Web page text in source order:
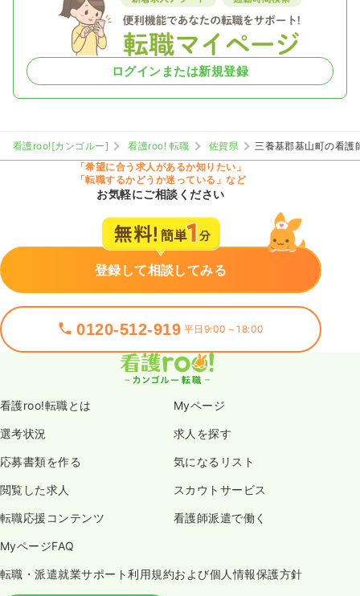
ログインまたは新規登録
看護roo![カンゴルー] 看護roo! 転職 佐賀県
三養基郡基山町の看護
「希望に合う求人があるか知りたい」
「転職するかどうか迷っている」など
お気軽にご相談ください
登録して相談してみる
0120-512-919 平日9:00～18:00
看護roo!転職とは Myページ
選考状況 求人を探す
応募書類を作る 気になるリスト
閲覧した求人 スカウトサービス
転職応援コンテンツ 看護師派遣で働く
MyページFAQ
転職・派遣就業サポート利用規約および個人情報保護方針